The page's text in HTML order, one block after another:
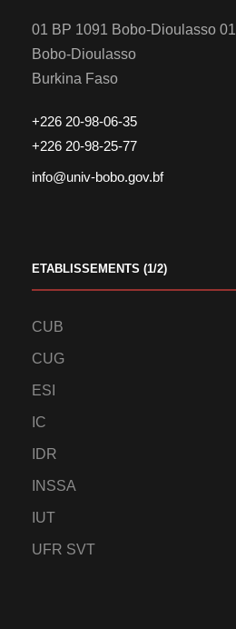
01 BP 1091 Bobo-Dioulasso 01
Bobo-Dioulasso
Burkina Faso
+226 20-98-06-35
+226 20-98-25-77
info@univ-bobo.gov.bf
ETABLISSEMENTS (1/2)
CUB
CUG
ESI
IC
IDR
INSSA
IUT
UFR SVT